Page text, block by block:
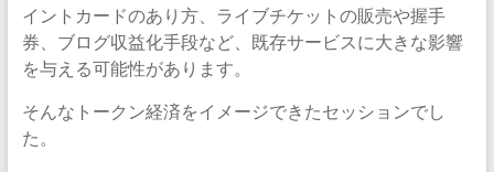
イントカードのあり方、ライブチケットの販売や握手
券、ブログ収益化手段など、既存サービスに大きな影響
を与える可能性があります。
そんなトークン経済をイメージできたセッションでし
た。